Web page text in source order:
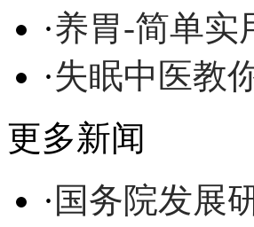
·养胃-简单实
·失眠中医教
更多新闻
· 国务院发展